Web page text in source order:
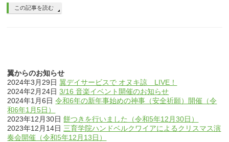
この記事を読む
翼からのお知らせ
2024年3月29日 翼デイサービスで オヌキ諒 LIVE！
2024年2月24日 3/16 音楽イベント開催のお知らせ
2024年1月6日 令和6年の新年事始めの神事（安全祈願）開催（令
和6年1月5日）
2023年12月30日 餅つきを行いました（令和5年12月30日）
2023年12月14日 三育学院ハンドベルクワイアによるクリスマス演
奏会開催（令和5年12月13日）